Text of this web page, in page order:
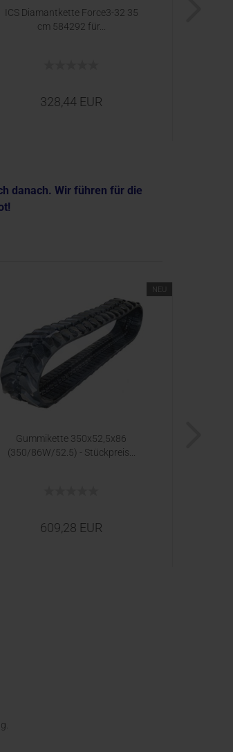
ICS Diamantkette Force3-32 35
cm 584292 für...
328,44 EUR
danach. Wir führen für die
NEU
Gummikette 350x52,5x86
(350/86W/52.5) - Stückpreis...
609,28 EUR